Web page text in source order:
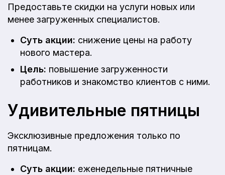
Предоставьте скидки на услуги новых или
менее загруженных специалистов.
Суть акции: снижение цены на работу
нового мастера.
Цель: повышение загруженности
работников и знакомство клиентов с ними.
Удивительные пятницы
Эксклюзивные предложения только по
пятницам.
Суть акции: еженедельные пятничные